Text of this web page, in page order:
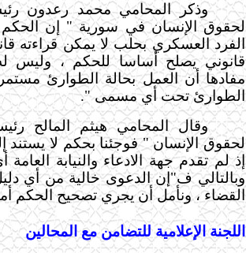
وذكر المحامي محمد رعدون
لحقوق الإنسان في سورية " إن
الفرد العسكري بحلب لا يمكن قراءته
قانوني يصلح أساسا للحكم ، وليس
مفادها أن العمل بحالة الطوارئ
الطوارئ تحت أي مسمى ".
وقال المحامي هيثم المالح
لحقوق الإنسان " فوجئنا بحكم لا
إذ لم تقدم جهة الادعاء والنيابة العامة
وبالتالي ف"إن الدعوى خالية من أي
القضاء ، ونأمل أن يجري تصحيح الحكم
اللجنة الإعلامية للتضامن مع المحالين